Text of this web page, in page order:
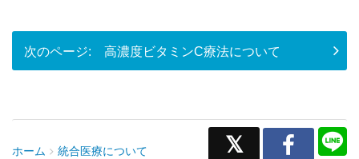
高濃度ビタミンC療法について
ホーム
統合医療について